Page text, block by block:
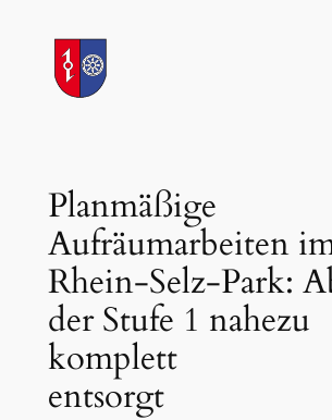
springen
Planmäßige
Aufräumarbeiten
Rhein-Selz-Park:
der Stufe 1 nahezu
komplett
entsorgt